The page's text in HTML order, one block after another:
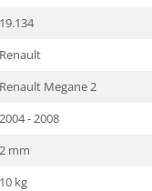
19.134
Renault
Renault Megane 2
2004 - 2008
2 mm
10 kg